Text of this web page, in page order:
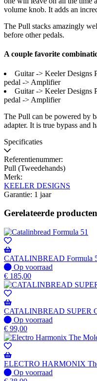
volume knob. It adds an
The Pull stacks amazingly
before other pedals.
A couple favorite
Guitar -> Keeler Designs
pedal -> Amplifier
Guitar -> Keeler Designs
pedal -> Amplifier
The Pull can be powered by
adapter. It is true bypass and
Specificaties
Referentienummer:
Pull (Tweedehands)
Merk:
KEELER DESIGNS
Garantie: 1 jaar
Gerelateerde producten
CATALINBREAD Formula
Op
voorraad
Op voorraad
€ 185,00
CATALINBREAD SUPER
Op
voorraad
Op voorraad
€ 99,00
ELECTRO HARMONIX
Op
Op voorraad